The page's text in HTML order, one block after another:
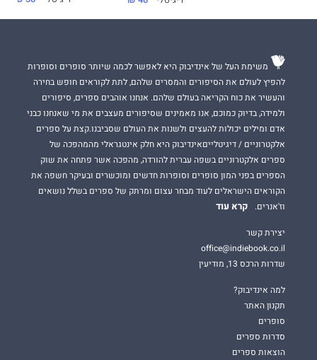
משימת העל של אינדיבוק היא לאפשר לכמה שיותר סופרים וסופרות
להפיץ לעולם את הסיפורים והמסרים שלהם, לתת לקוראים חופש בחירה
והעשיר את כוח הקריאה בעולם שלהם. אנחנו אוהבים ספרים, סיפורים
ולמידה, בדיוק כמוכם, אנו מאמינים שסיפורים מעצבים את מי שאנחנו כבני
אדם ומילים יכולות להעצים ולשנות את העולם שסביבנו.קצת על ספרים
אלקטרוניים / דיגיטלייםאינדיבוק היא חלק אינטגראלי מהמהפכה של
ספרים אלקטרוניים בשפה עברית להורדה, מהפכה אשר פתחה את שוק
הספרים בפני המון סופרים וסופרות חדשים ומוכשרים ובעיקר חשפה את
הקוראים הישראלים לעוד מבחר עצום ומרתק של ספרים בשלל נושאים
וז'אנרים.
קרא עוד
יצירת קשר
office@indiebook.co.il
שדרות הרכס 13, מודיעין
למה אינדיבוק?
תקנון האתר
סופרים
סדרות ספרים
הוצאות ספרים